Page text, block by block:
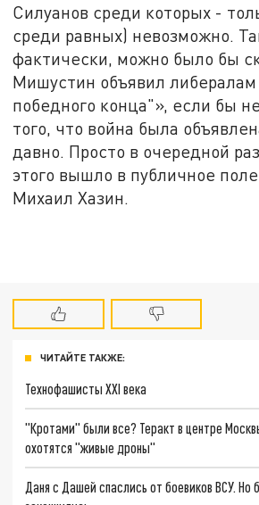
Силуанов среди которых -
среди равных) невозможно.
фактически, можно было бы
Мишустин объявил либералам
победного конца"», если бы
того, что война была
давно. Просто в очередной
этого вышло в публичное
Михаил Хазин.
ЧИТАЙТЕ ТАКЖЕ:
Технофашисты XXI века
"Кротами" были все? Теракт в центре
охотятся "живые дроны"
Даня с Дашей спаслись от боевиков ВСУ.